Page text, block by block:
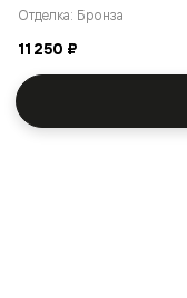
Отделка: Бронза
11 250 ₽